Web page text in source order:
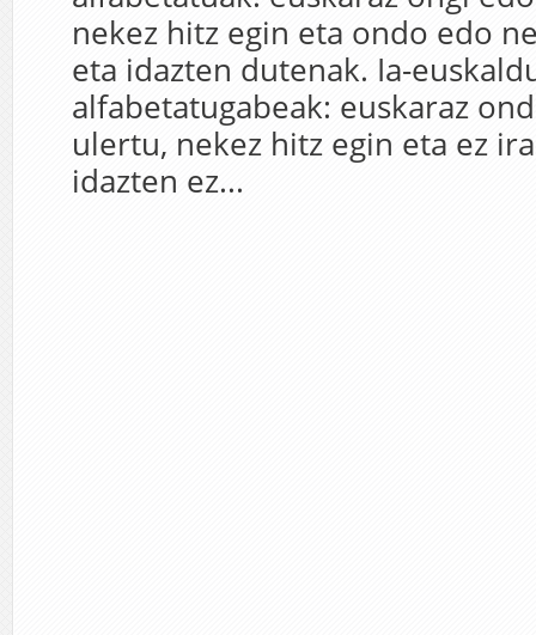
nekez hitz egin eta ondo edo
eta idazten dutenak. Ia-
alfabetatugabeak: euskaraz
ulertu, nekez hitz egin eta ez
idazten ez...